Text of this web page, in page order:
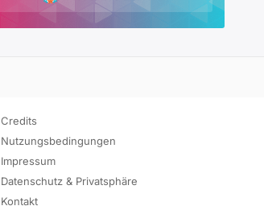
Credits
Nutzungsbedingungen
Impressum
Datenschutz & Privatsphäre
Kontakt